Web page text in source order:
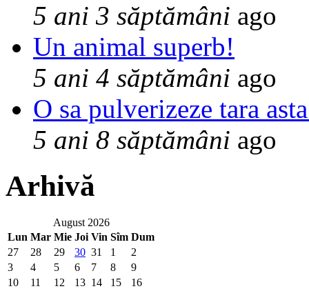
5 ani 3 săptămâni ago
Un animal superb!
5 ani 4 săptămâni ago
O sa pulverizeze tara
5 ani 8 săptămâni ago
Arhivă
August 2026
Lun Mar Mie Joi Vin Sîm Dum
27
28 29 30 31 1
2
3
4 5 6 7 8
9
10
11 12 13 14 15
16